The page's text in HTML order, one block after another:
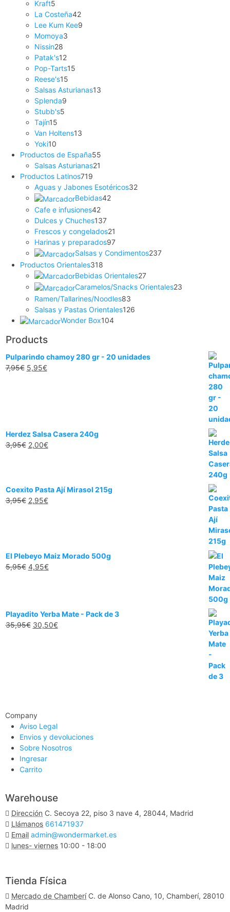
Kraft5
La Costeña42
Lee Kum Kee9
Momoya3
Nissin28
Patak's12
Pop-Tarts15
Reese's15
Salsas Asturianas13
Splenda9
Stubb's5
Tajín15
Van Holtens13
Yoki10
Productos de España55
Salsas Asturianas21
Productos Latinos719
Aguas y Jabones Esotéricos32
Bebidas42
Cafe e infusiones42
Dulces y Chuches137
Frescos y congelados21
Harinas y preparados97
Salsas y Condimentos237
Productos Orientales318
Bebidas Orientales27
Caramelos/Snacks Orientales23
Ramen/Tallarines/Noodles83
Salsas y Pastas Orientales126
Wonder Box104
Products
Pulparindo chamoy 280 gr - 20 unidades
7,95€ 5,95€
Herdez Salsa Casera 240g
3,95€ 2,00€
Coexito Pasta Ají Mirasol 215g
3,95€ 2,95€
El Plebeyo Maiz Morado 500g
5,95€ 4,95€
Playadito Yerba Mate - Pack de 3
35,95€ 30,50€
Company
Aviso Legal
Envios y devoluciones
Sobre Nosotros
Ingresar
Carrito
Warehouse
Dirección C. Secoya 22, piso 3 nave 4, 28044, Madrid
Llámanos 661471937
Email admin@wondermarket.es
lunes- viernes 10:00 - 18:00
Tienda Física
Mercado de Chamberí C. de Alonso Cano, 10, Chamberí, 28010
Madrid